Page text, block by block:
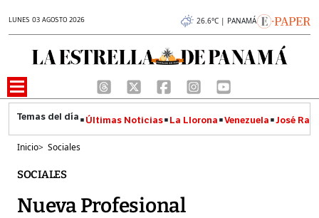
LUNES 03 AGOSTO 2026 26.6°C | PANAMÁ
Últimas Noticias La Llorona Venezuela José
Inicio> Sociales
SOCIALES
Nueva Profesional